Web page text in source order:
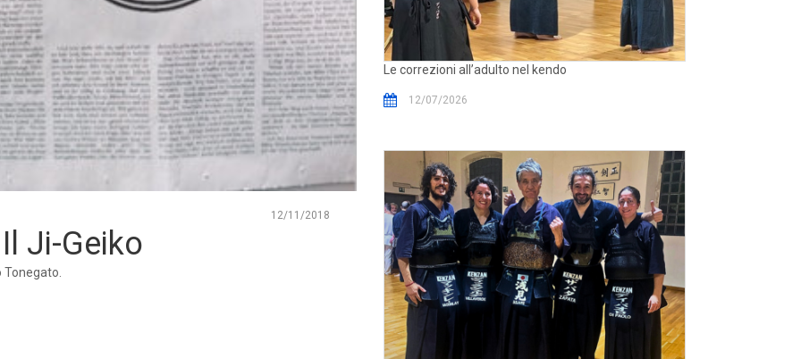
12/11/2018
Ji-Geiko
Le correzioni all’adulto nel kendo
12/07/2026